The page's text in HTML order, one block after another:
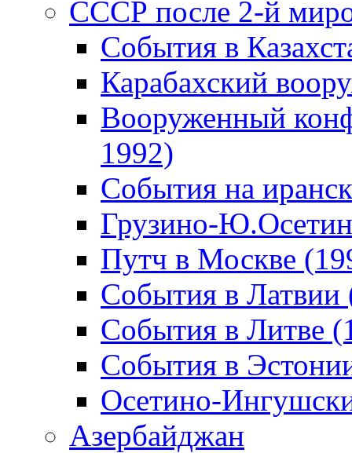
СССР после 2-й
События в
Карабахский
Вооруженный
1992)
События на
Грузино-
Путч в Москве
События в Латвии
События в Литве
События в
Осетино-
Азербайджан